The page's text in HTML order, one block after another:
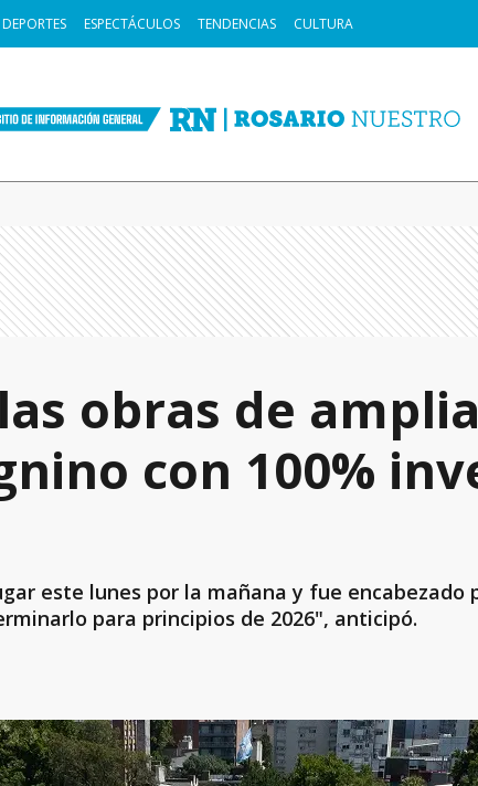
DEPORTES ESPECTÁCULOS TENDENCIAS CULTURA
obras de
con 100%
este lunes por la mañana y fue encabezado
para principios de 2026", anticipó.